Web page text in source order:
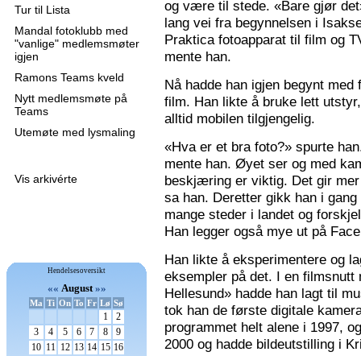
Tur til Lista
Mandal fotoklubb med
"vanlige" medlemsmøter
igjen
Ramons Teams kveld
Nytt medlemsmøte på
Teams
Utemøte med lysmaling
Vis arkivérte
Hendelsesoversikt
«« August»»
Ma Ti On To Fr Lø Sø
1
2
3
4 5 6 7 8
9
10 11 12 13 14 15 16
og være til stede. «Bare gjør
lang vei fra begynnelsen i
Praktica fotoapparat til film og
mente han.
Nå hadde han igjen begynt
film. Han likte å bruke lett
alltid mobilen tilgjengelig.
«Hva er et bra foto?» spurte
mente han. Øyet ser og med
beskjæring er viktig. Det gir
sa han. Deretter gikk han i
mange steder i landet og
Han legger også mye ut på
Han likte å eksperimentere og
eksempler på det. I en filmsnutt
Hellesund» hadde han lagt til
tok han de første digitale
programmet helt alene i 1997,
2000 og hadde bildeutstilling i